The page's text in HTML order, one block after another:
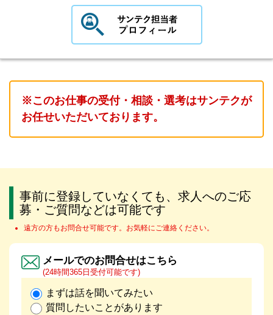
※このお仕事の受付・相談・選考はサンテクが
お任せいただいております。
事前に登録していなくても、求人へのご応
募・ご質問などは可能です
遠方の方もお問合せ可能です。お気軽にご連絡ください。
メールでのお問合せはこちら
(24時間365日受付可能です)
まずは話を聞いてみたい
質問したいことがあります